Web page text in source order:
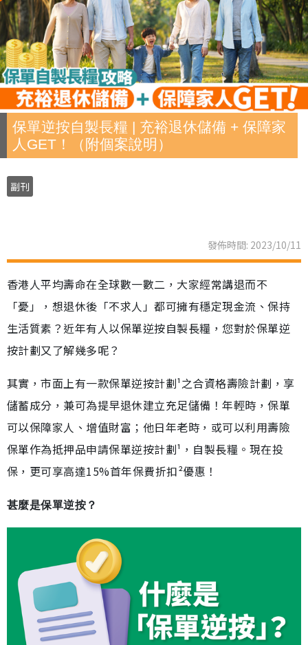
保單逆按自製長糧 | 充裕退休儲備 + 保障家
人GET！（附個案說明）
副刊
發佈時間: 2023/10/11
香港人平均壽命在全球數一數二，大家經常講退而不
「憂」，想退休後「不求人」都可擁有穩定現金流、保持
生活質素？近年有人以保單逆按自製長糧，您對於保單逆
按計劃又了解幾多呢？
其實，市面上有一款保單逆按計劃¹之合資格壽險計劃，享
儲蓄成分，兼可為提早退休建立充足儲備！年輕時，保單
可以保障家人、增值財富；他日年老時，或可以利用壽險
保單作為抵押品申請保單逆按計劃¹，自製長糧。現在投
保，更可享高達15%首年保費折扣²優惠！
甚麼是保單逆按？